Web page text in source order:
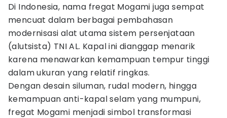
Di Indonesia, nama fregat Mogami juga sempat
mencuat dalam berbagai pembahasan
modernisasi alat utama sistem persenjataan
(alutsista) TNI AL. Kapal ini dianggap menarik
karena menawarkan kemampuan tempur tinggi
dalam ukuran yang relatif ringkas.
Dengan desain siluman, rudal modern, hingga
kemampuan anti-kapal selam yang mumpuni,
fregat Mogami menjadi simbol transformasi